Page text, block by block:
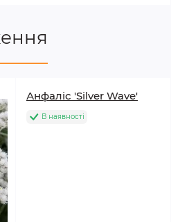
Анфаліс 'Silver Wave'
В наявності